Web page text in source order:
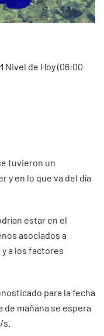
Nivel de Hoy (06:00
tuvieron un
y en lo que va del día
estar en el
asociados a
y a los factores
para la fecha
de mañana se espera